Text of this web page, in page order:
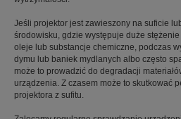
Jeśli projektor jest zawieszony na suficie
środowisku, gdzie występuje duże
oleje lub substancje chemiczne, podczas
dymu lub baniek mydlanych albo często
może to prowadzić do degradacji
urządzenia. Z czasem może to skutkować
projektora z sufitu.